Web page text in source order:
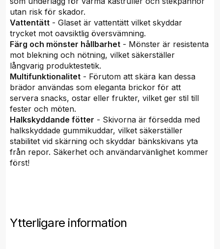
utan risk för skador.
Vattentätt - Glaset är vattentätt vilket skyddar
trycket mot oavsiktlig översvämning.
Färg och mönster hållbarhet - Mönster är resistenta
mot blekning och nötning, vilket säkerställer
långvarig produktestetik.
Multifunktionalitet - Förutom att skära kan dessa
brädor användas som eleganta brickor för att
servera snacks, ostar eller frukter, vilket ger stil till
fester och möten.
Halkskyddande fötter - Skivorna är försedda med
halkskyddade gummikuddar, vilket säkerställer
stabilitet vid skärning och skyddar bänkskivans yta
från repor. Säkerhet och användarvänlighet kommer
först!
Ytterligare information